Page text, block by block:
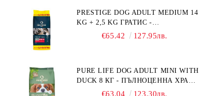
"РЕГУЛИРАНЕ НА ВНОСА НА
ГЛЮКОЗА (DIABETES MELLITUS)."
PRESTIGE DOG ADULT MEDIUM 14
KG + 2,5 KG ГРАТИС -
ПЪЛНОЦЕННА ХРАНА ЗА
€65.42 127.95лв.
PURE LIFE DOG ADULT MINI WITH
DUCK 8 КГ - ПЪЛНОЦЕННА ХРАНА
ЗА ПОРАСНАЛИ КУЧЕТА ОТ
€63.04 123.30лв.